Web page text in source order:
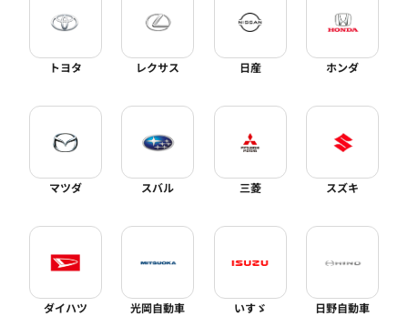
トヨタ レクサス 日産 ホンダ
マツダ スバル 三菱 スズキ
ダイハツ 光岡自動車 いすゞ 日野自動車